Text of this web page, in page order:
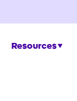
Resources